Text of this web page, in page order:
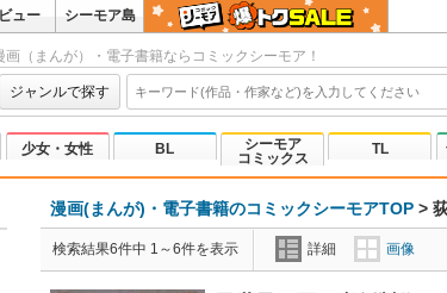
ュー シーモア島
画（まんが）・電子書籍ならコミックシーモア！
ジャンルで探す
少女・女性 BL
シーモア
コミックス
TL
漫画(まんが)・電子書籍のコミックシーモアTOP >
検索結果6件中 1～6件を表示 詳細 画像